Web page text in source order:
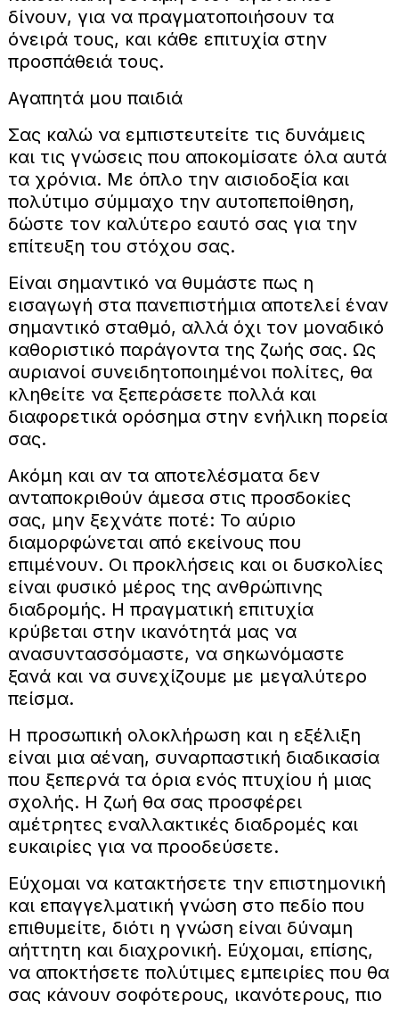
δίνουν, για να πραγματοποιήσουν τα
όνειρά τους, και κάθε επιτυχία στην
προσπάθειά τους.
Αγαπητά μου παιδιά
Σας καλώ να εμπιστευτείτε τις δυνάμεις
και τις γνώσεις που αποκομίσατε όλα αυτά
τα χρόνια. Με όπλο την αισιοδοξία και
πολύτιμο σύμμαχο την αυτοπεποίθηση,
δώστε τον καλύτερο εαυτό σας για την
επίτευξη του στόχου σας.
Είναι σημαντικό να θυμάστε πως η
εισαγωγή στα πανεπιστήμια αποτελεί έναν
σημαντικό σταθμό, αλλά όχι τον μοναδικό
καθοριστικό παράγοντα της ζωής σας. Ως
αυριανοί συνειδητοποιημένοι πολίτες, θα
κληθείτε να ξεπεράσετε πολλά και
διαφορετικά ορόσημα στην ενήλικη πορεία
σας.
Ακόμη και αν τα αποτελέσματα δεν
ανταποκριθούν άμεσα στις προσδοκίες
σας, μην ξεχνάτε ποτέ: Το αύριο
διαμορφώνεται από εκείνους που
επιμένουν. Οι προκλήσεις και οι δυσκολίες
είναι φυσικό μέρος της ανθρώπινης
διαδρομής. Η πραγματική επιτυχία
κρύβεται στην ικανότητά μας να
ανασυντασσόμαστε, να σηκωνόμαστε
ξανά και να συνεχίζουμε με μεγαλύτερο
πείσμα.
Η προσωπική ολοκλήρωση και η εξέλιξη
είναι μια αέναη, συναρπαστική διαδικασία
που ξεπερνά τα όρια ενός πτυχίου ή μιας
σχολής. Η ζωή θα σας προσφέρει
αμέτρητες εναλλακτικές διαδρομές και
ευκαιρίες για να προοδεύσετε.
Εύχομαι να κατακτήσετε την επιστημονική
και επαγγελματική γνώση στο πεδίο που
επιθυμείτε, διότι η γνώση είναι δύναμη
αήττητη και διαχρονική. Εύχομαι, επίσης,
να αποκτήσετε πολύτιμες εμπειρίες που θα
σας κάνουν σοφότερους, ικανότερους, πιο